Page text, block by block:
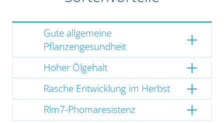
Gute allgemeine
Pflanzengesundheit
Hoher Ölgehalt
Rasche Entwicklung im Herbst
Rlm7-Phomaresistenz